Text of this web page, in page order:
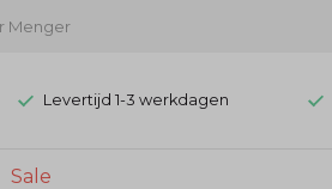
Menger
Levertijd 1-3 werkdagen
Sale